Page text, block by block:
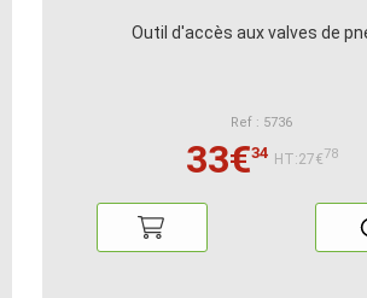
Outil d'accès aux valves de
Ref : 5736
33€34 HT:27€78